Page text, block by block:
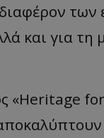
και για
«Heritage